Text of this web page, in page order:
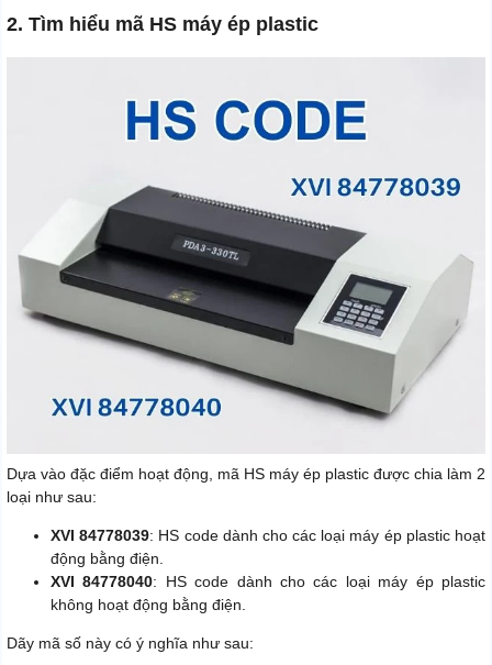
2. Tìm hiểu mã HS máy ép plastic
Dựa vào đặc điểm hoạt động, mã HS máy ép plastic được chia làm 2
loại như sau:
XVI 84778039: HS code dành cho các loại máy ép plastic hoạt
động bằng điện.
XVI 84778040: HS code dành cho các loại máy ép plastic
không hoạt động bằng điện.
Dãy mã số này có ý nghĩa như sau: